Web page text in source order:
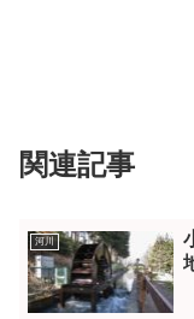
関連記事
河川